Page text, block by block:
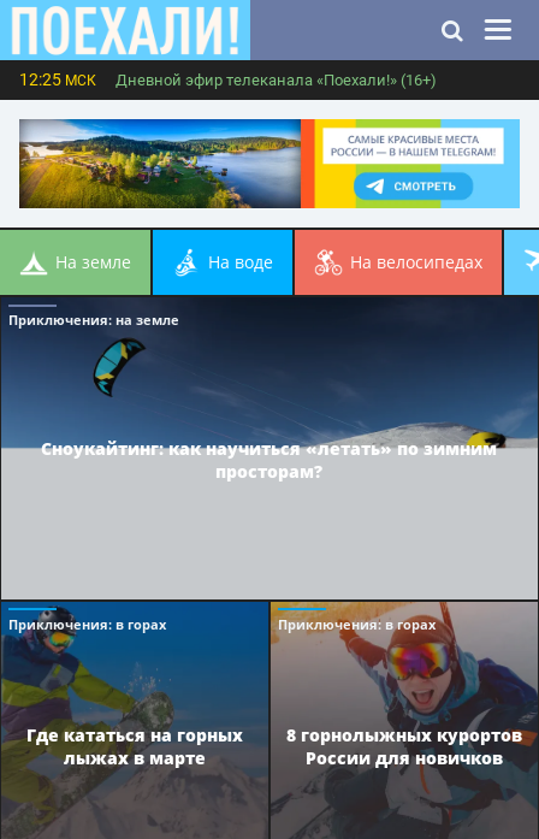
12:25 МСК Дневной эфир телеканала «Поехали!» (16+)
на земле на воде на велосипедах
Приключения: на земле
Сноукайтинг: как научиться «летать» по зимним
просторам?
Приключения: в горах
Где кататься на горных
лыжах в марте
Приключения: в горах
8 горнолыжных курортов
России для новичков